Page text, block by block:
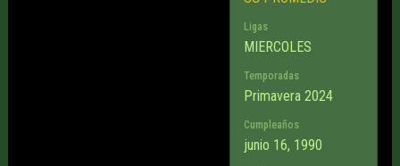
Ligas
MIERCOLES
Temporadas
Primavera 2024
Cumpleaños
junio 16, 1990